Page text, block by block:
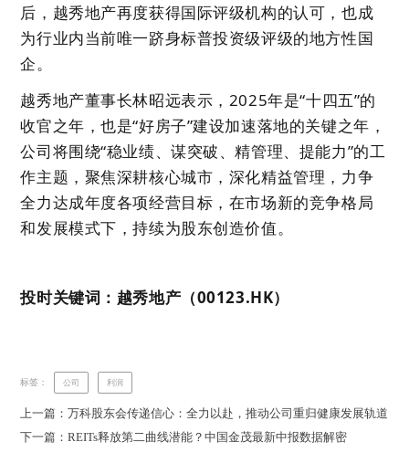
后，越秀地产再度获得国际评级机构的认可，也成
为行业内当前唯一跻身标普投资级评级的地方性国
企。
越秀地产董事长林昭远表示，2025年是“十四五”的
收官之年，也是“好房子”建设加速落地的关键之年，
公司将围绕“稳业绩、谋突破、精管理、提能力”的工
作主题，聚焦深耕核心城市，深化精益管理，力争
全力达成年度各项经营目标，在市场新的竞争格局
和发展模式下，持续为股东创造价值。
投时关键词：越秀地产（00123.HK）
标签： 公司 利润
上一篇：万科股东会传递信心：全力以赴，推动公司重归健康发展轨道
下一篇：REITs释放第二曲线潜能？中国金茂最新中报数据解密